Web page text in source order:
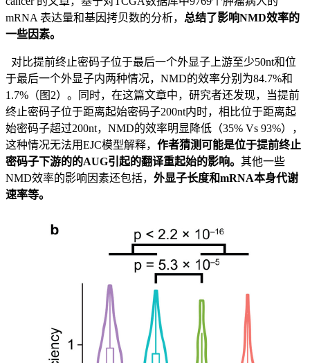
mRNA 表达量和基因拷贝数的分析， 总结了影响NMD效率的
一些因素。
对比提前终止密码子位于最后一个外显子上游至少50nt和位
于最后一个外显子内两种情况，NMD的效率分别为84.7%和
1.7%（图2）。同时，在这篇文章中，研究者还发现，当提前
终止密码子位于距离起始密码子200nt内时，相比位于距离起
始密码子超过200nt，NMD的效率明显降低（35% Vs 93%），
这种情况无法用EJC模型解释， 作者猜测可能是位于提前终止
密码子下游的的AUG引起的翻译重起始的影响。 其他一些
NMD效率的影响因素还包括， 外显子长度和mRNA本身代谢
速率等。